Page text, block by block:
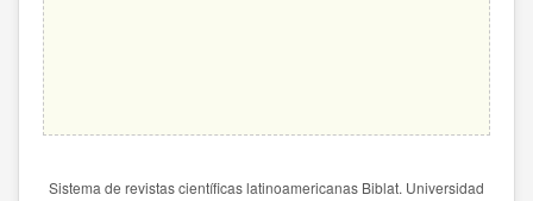
Sistema de revistas científicas latinoamericanas Biblat. Universidad